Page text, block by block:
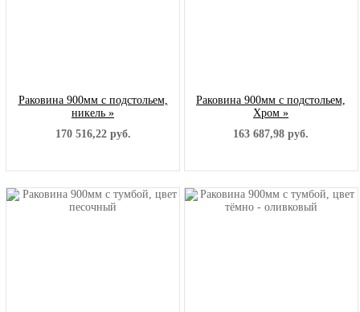
Раковина 900мм с подстольем,
никель »
170 516,22 руб.
Раковина 900мм с подстольем,
Хром »
163 687,98 руб.